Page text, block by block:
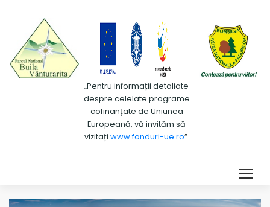
„Pentru informații detaliate
despre celelate programe
cofinanțate de Uniunea
Europeană, vă invităm să
vizitați www.fonduri-ue.ro”.